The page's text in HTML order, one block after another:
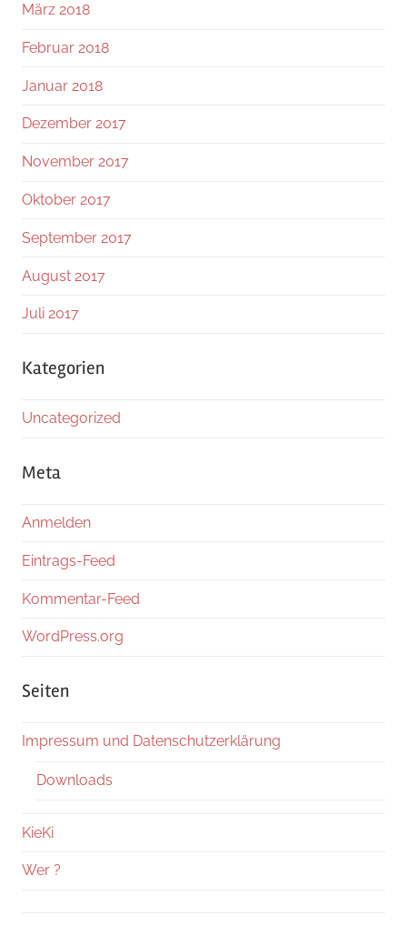
März 2018
Februar 2018
Januar 2018
Dezember 2017
November 2017
Oktober 2017
September 2017
August 2017
Juli 2017
Kategorien
Uncategorized
Meta
Anmelden
Eintrags-Feed
Kommentar-Feed
WordPress.org
Seiten
Impressum und Datenschutzerklärung
Downloads
KieKi
Wer ?